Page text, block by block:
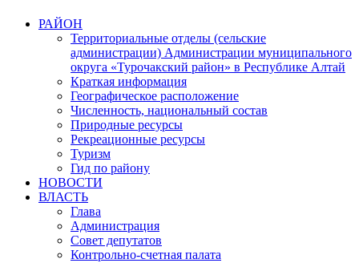
РАЙОН
Территориальные отделы (сельские
администрации) Администрации муниципального
округа «Турочакский район» в Республике Алтай
Краткая информация
Географическое расположение
Численность, национальный состав
Природные ресурсы
Рекреационные ресурсы
Туризм
Гид по району
НОВОСТИ
ВЛАСТЬ
Глава
Администрация
Совет депутатов
Контрольно-счетная палата